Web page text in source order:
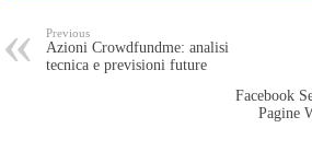
Previous
Azioni Crowdfundme: analisi
tecnica e previsioni future
Facebook
Pagine